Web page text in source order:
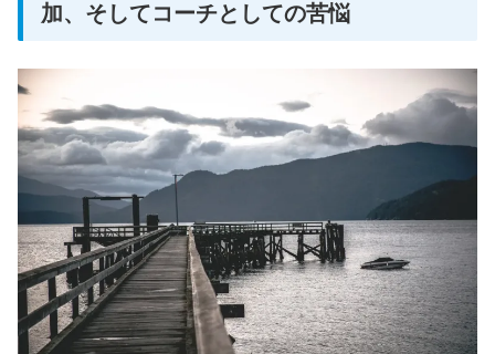
加、そしてコーチとしての苦悩